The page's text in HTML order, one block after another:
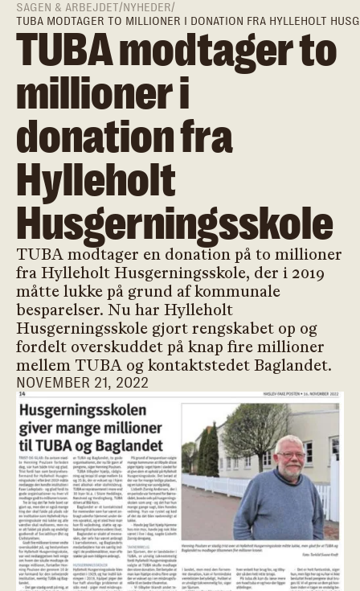
SAGEN & ARBEJDET/NYHEDER/
TUBA MODTAGER TO MILLIONER I DONATION FRA HYLLEHOLT
TUBA modtager to
millioner i
donation fra
Hylleholt
Husgerningsskole
TUBA modtager en donation på to millioner
fra Hylleholt Husgerningsskole, der i 2019
måtte lukke på grund af kommunale
besparelser. Nu har Hylleholt
Husgerningsskole gjort rengskabet op og
fordelt overskuddet på knap fire millioner
mellem TUBA og kontaktstedet Baglandet.
NOVEMBER 21, 2022